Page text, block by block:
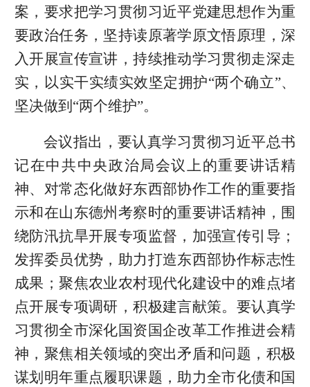
案，要求把学习贯彻习近平党建思想作为重
要政治任务，坚持读原著学原文悟原理，深
入开展宣传宣讲，持续推动学习贯彻走深走
实，以实干实绩实效坚定拥护“两个确立”、
坚决做到“两个维护”。
会议指出，要认真学习贯彻习近平总书
记在中共中央政治局会议上的重要讲话精
神、对常态化做好东西部协作工作的重要指
示和在山东德州考察时的重要讲话精神，围
绕防汛抗旱开展专项监督，加强宣传引导；
发挥委员优势，助力打造东西部协作标志性
成果；聚焦农业农村现代化建设中的难点堵
点开展专项调研，积极建言献策。要认真学
习贯彻全市深化国资国企改革工作推进会精
神，聚焦相关领域的突出矛盾和问题，积极
谋划明年重点履职课题，助力全市化债和国